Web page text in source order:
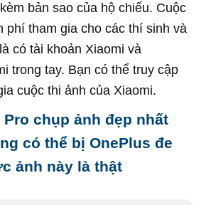
bản sao của hộ chiếu. Cuộc
phí tham gia cho các thí sinh và
có tài khoản Xiaomi và
trong tay. Bạn có thể truy cập
cuộc thi ảnh của Xiaomi.
Pro chụp ảnh đẹp nhất
có thể bị OnePlus đe
ảnh này là thật